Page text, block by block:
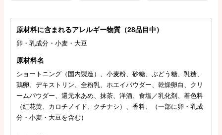
原材料に含まれるアレルギー物質（28品目中）
卵・乳成分・小麦・大豆
原材料名
ショートニング（国内製造）、小麦粉、砂糖、ぶどう糖、乳糖、
鶏卵、デキストリン、全粉乳、ホエイパウダー、乾燥卵白、クリ
ームパウダー、還元水あめ、抹茶、洋酒、食塩／乳化剤、着色料
（紅花黄、カロチノイド、クチナシ）、香料、（一部に卵・乳成
分・小麦・大豆を含む）